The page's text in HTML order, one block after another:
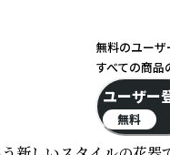
無料のユーザ
すべての商品
ユーザー
無料